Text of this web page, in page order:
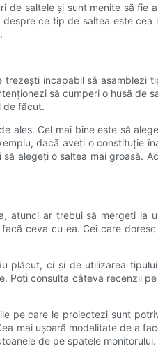
saltele și sunt menite să fie
ce tip de saltea este
incapabil să asamblezi
să cumperi o husă de
de făcut.
ales. Cel mai bine este să
dacă aveți o constituție
alegeți o saltea mai groasă.
atunci ar trebui să mergeți la
ceva cu ea. Cei care
plăcut, ci și de utilizarea
Poți consulta câteva recenzii
pe care le proiectezi sunt
mai ușoară modalitate de a
de pe spatele monitorului.